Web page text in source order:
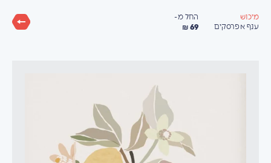
מיכוש
ענף אפרסקים
החל מ-
69 ₪